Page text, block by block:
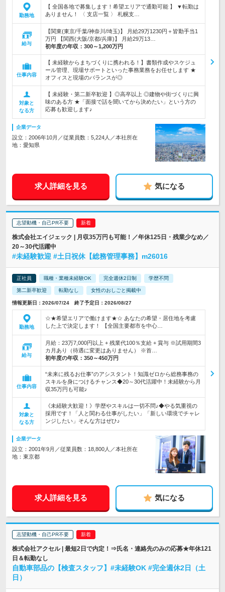
勤務地
【 全国各地で募集します！希望エリアで通勤可能 】 ▼転勤は
ありません！ 〈 支店一覧 〉 札幌支…
給与
【関東(東京/千葉/神奈川/埼玉)】 月給29万1230円＋皆勤手当1
万円 【関西(大阪/京都/兵庫)】 月給29万13…
初年度の年収： 300～1,200万円
仕事内容
【 未経験からまちづくりに携われる！】書類作成やスケジュ
ール管理、現場サポートといった事務業務をお任せします ★
オフィスと現場のバランスが◎
対象と
なる方
【 未経験・第二新卒歓迎 】◎高卒以上 ◎建物や街づくりに興
味のある方 ★「面接で話を聞いてから決めたい」という方の
応募も歓迎します♪
企業データ
設立：2006年10月／従業員数：5,224人／本社所在
地：愛知県
求人詳細を見る 気になる
志望動機・自己PR不要
株式会社エイジェック | 月収35万円も可能！／年休125日・残業少なめ／
20～30代活躍中
#未経験歓迎 #土日祝休【総務管理事務】m26016
正社員 職種・業種未経験OK 完全週休2日制 学歴不問
第二新卒歓迎 転勤なし 女性のおしごと掲載中
情報更新日：2026/07/24 終了予定日：2026/08/27
勤務地
☆★希望エリアで働けます★☆ あなたの希望・居住地を考慮
した上で決定します！ 【全国主要都市を中心…
給与
月給：23万7,000円以上 + 残業代100％支給 + 賞与 ※試用期間3
カ月あり（待遇に変更はありません） ※首…
初年度の年収： 350～450万円
仕事内容
“未来に残るお仕事”のアシスタント！知識ゼロから総務事務の
スキルを身につけるチャンス◆20～30代活躍中！未経験から月
収35万円も可能♪
対象と
なる方
《未経験大歓迎！》学歴やスキルは一切不問♪◆やる気重視の
採用です！「人と関わる仕事がしたい」「新しい環境でチャレ
ンジしたい」そんな方はぜひ♪
企業データ
設立：2001年9月／従業員数：18,800人／本社所在
地：東京都
求人詳細を見る 気になる
志望動機・自己PR不要
株式会社アクセル | 最短2日で内定！⇒氏名・連絡先のみの応募★年休121
日＆転勤なし
自動車部品の【検査スタッフ】#未経験OK #完全週休2日（土
日）